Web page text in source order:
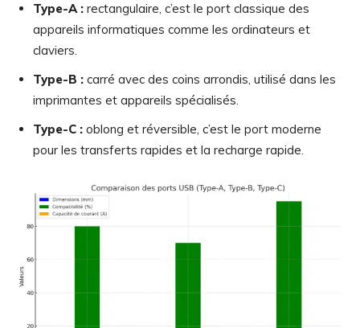
Type-A : rectangulaire, c’est le port classique des
appareils informatiques comme les ordinateurs et
claviers.
Type-B : carré avec des coins arrondis, utilisé dans les
imprimantes et appareils spécialisés.
Type-C : oblong et réversible, c’est le port moderne
pour les transferts rapides et la recharge rapide.